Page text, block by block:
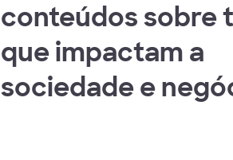
conteúdos sobre
que impactam a
sociedade e